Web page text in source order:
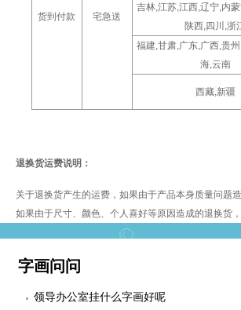
货到付款 宅急送
吉林,江苏,江西,辽宁,内
陕西,四川,浙
福建,甘肃,广东,广西,贵
海,云南
西藏,新疆
退换货运费说明：
关于退换货产生的运费，如果由于产品本身质量问题
如果由于尺寸、颜色、个人喜好等原因造成的退换货，
字画问问
领导办公室挂什么字画好呢